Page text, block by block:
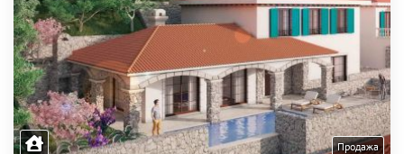
Продажа